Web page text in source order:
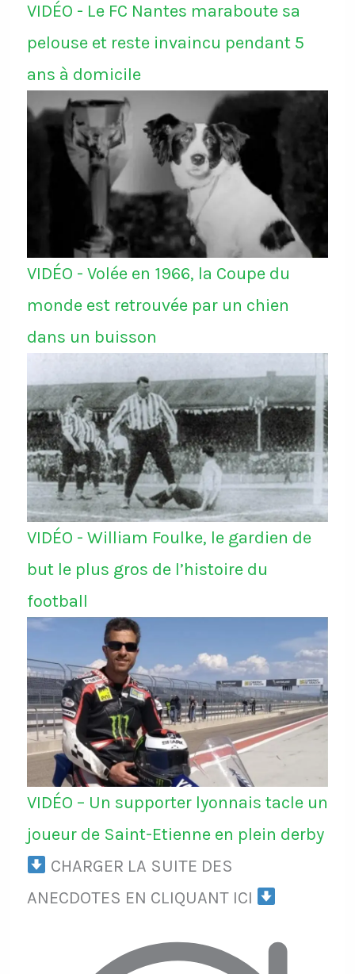
VIDÉO - Le FC Nantes maraboute sa
pelouse et reste invaincu pendant 5
ans à domicile
VIDÉO - Volée en 1966, la Coupe du
monde est retrouvée par un chien
dans un buisson
VIDÉO - William Foulke, le gardien de
but le plus gros de l’histoire du
football
VIDÉO – Un supporter lyonnais tacle un
joueur de Saint-Etienne en plein derby
CHARGER LA SUITE DES
ANECDOTES EN CLIQUANT ICI